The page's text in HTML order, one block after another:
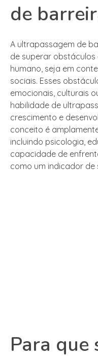
de
A ultrapassagem de
de superar
humano, seja em
sociais. Esses
emocionais, culturais
habilidade de
crescimento e
conceito é
incluindo psicologia,
capacidade de
como um indicador de
Para que